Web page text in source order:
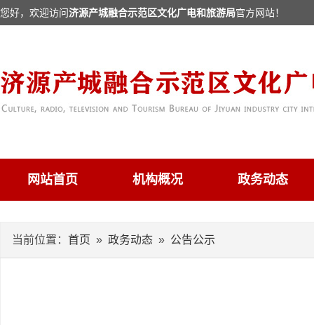
您好，欢迎访问济源产城融合示范区文化广电和旅游局官方网站！
网站首页 机构概况 政务动态
当前位置： 首页 » 政务动态 » 公告公示